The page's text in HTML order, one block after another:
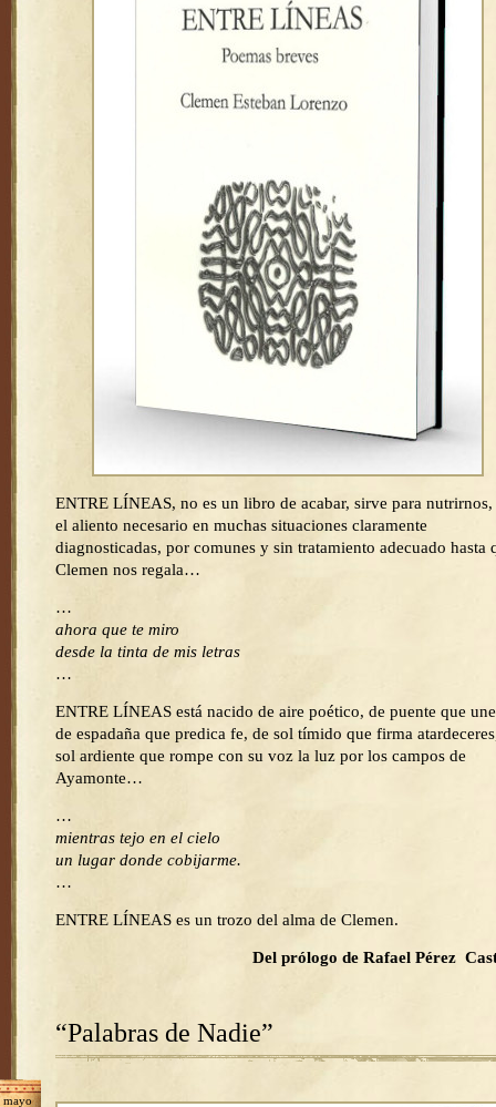
ENTRE LÍNEAS, no es un libro de acabar, sirve para nutrirnos,
el aliento necesario en muchas situaciones claramente
diagnosticadas, por comunes y sin tratamiento adecuado hasta
Clemen nos regala…
…
ahora que te miro
desde la tinta de mis letras
…
ENTRE LÍNEAS está nacido de aire poético, de puente que
de espadaña que predica fe, de sol tímido que firma
sol ardiente que rompe con su voz la luz por los campos de
Ayamonte…
…
mientras tejo en el cielo
un lugar donde cobijarme.
…
ENTRE LÍNEAS es un trozo del alma de Clemen.
Del prólogo de Rafael Pérez
“Palabras de Nadie”
mayo